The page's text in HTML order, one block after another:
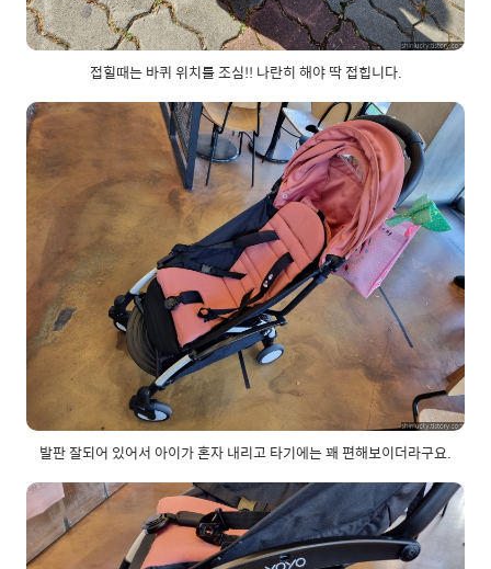
접힐때는 바퀴 위치를 조심!! 나란히 해야 딱 접힙니다.
발판 잘되어 있어서 아이가 혼자 내리고 타기에는 꽤 편해보이더라구요.